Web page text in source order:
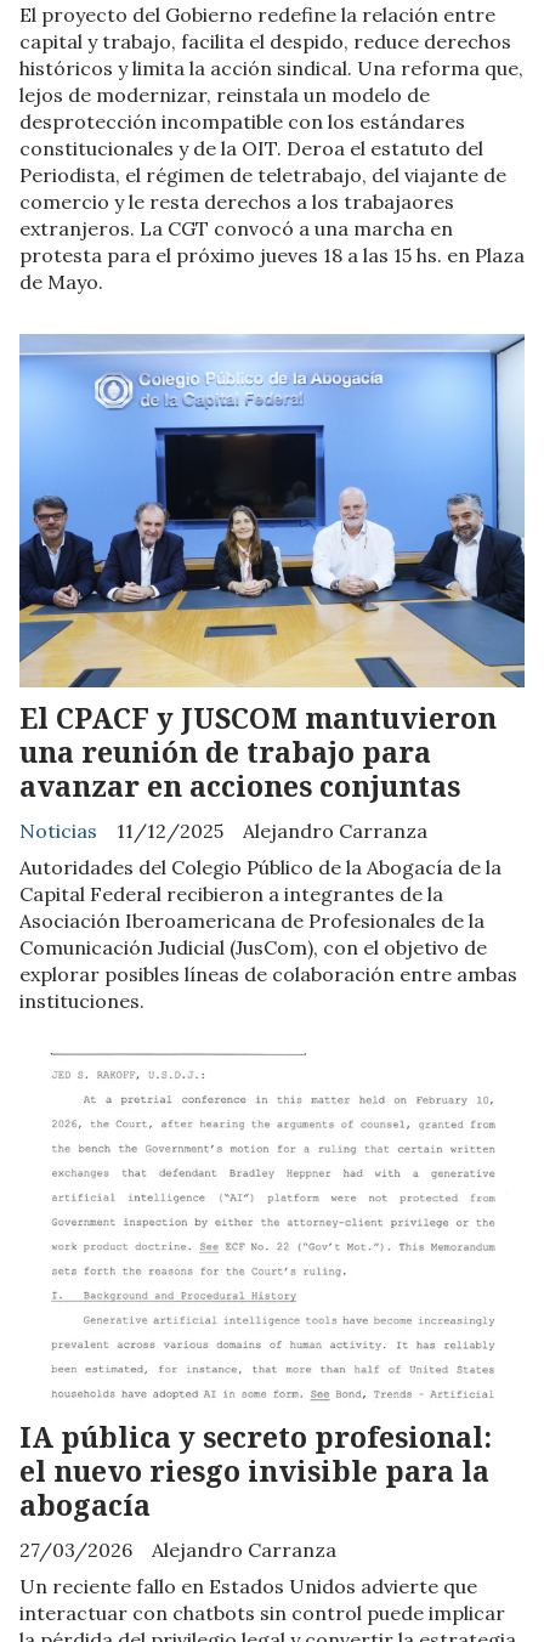
El proyecto del Gobierno redefine la relación entre
capital y trabajo, facilita el despido, reduce derechos
históricos y limita la acción sindical. Una reforma que,
lejos de modernizar, reinstala un modelo de
desprotección incompatible con los estándares
constitucionales y de la OIT. Deroa el estatuto del
Periodista, el régimen de teletrabajo, del viajante de
comercio y le resta derechos a los trabajaores
extranjeros. La CGT convocó a una marcha en
protesta para el próximo jueves 18 a las 15 hs. en Plaza
de Mayo.
El CPACF y JUSCOM mantuvieron
una reunión de trabajo para
avanzar en acciones conjuntas
Alejandro Carranza
Noticias
11/12/2025
Autoridades del Colegio Público de la Abogacía de la
Capital Federal recibieron a integrantes de la
Asociación Iberoamericana de Profesionales de la
Comunicación Judicial (JusCom), con el objetivo de
explorar posibles líneas de colaboración entre ambas
instituciones.
IA pública y secreto profesional:
el nuevo riesgo invisible para la
abogacía
Alejandro Carranza
27/03/2026
Un reciente fallo en Estados Unidos advierte que
interactuar con chatbots sin control puede implicar